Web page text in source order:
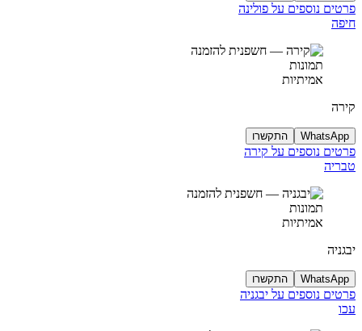
פרטים נוספים על פולינה
חיפה
תמונות
אמיתיות
קירה
WhatsApp התקשרו
פרטים נוספים על קירה
טבריה
תמונות
אמיתיות
יבגניה
WhatsApp התקשרו
פרטים נוספים על יבגניה
עכו